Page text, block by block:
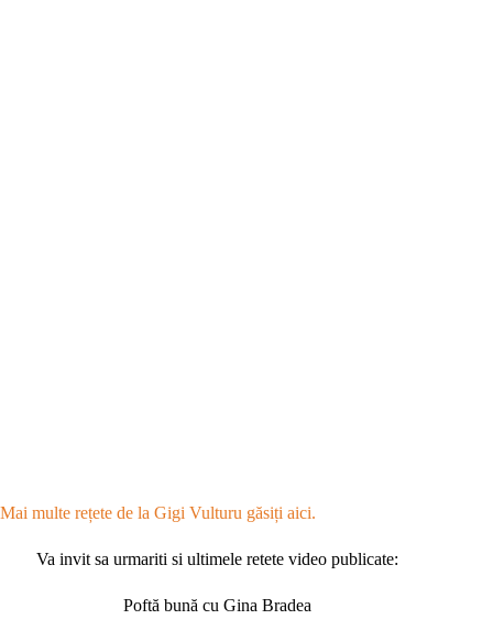
Mai multe rețete de la Gigi Vulturu găsiți aici.
Va invit sa urmariti si ultimele retete video publicate:
Poftă bună cu Gina Bradea